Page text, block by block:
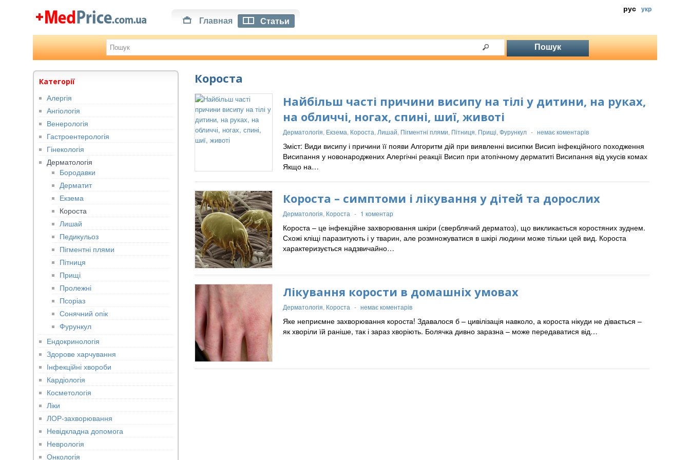
рус укр
Главная Статьи
Короста
Найбільш часті причини висипу на тілі у дитини, на руках,
на обличчі, ногах, спині, шиї, животі
Дерматологія, Екзема, Короста, Лишай, Пігментні плями, Пітниця, Прищі, Фурункул - немає коментарів
Зміст: Види висипу і причини її появи Алгоритм дій при виявленні висипки Висип інфекційного походження
Висипання у новонароджених Алергічні реакції Висип при атопічному дерматиті Висипання від укусів комах
Якщо на…
Короста – симптоми і лікування у дітей та дорослих
Дерматологія, Короста - 1 коментар
Короста – це інфекційне захворювання шкіри (сверблячий дерматоз), що викликається коростяних зуднем.
Схожі кліщі паразитують і у тварин, але розмножуватися в шкірі людини може тільки цей вид. Короста
характеризується надзвичайно…
Лікування корости в домашніх умовах
Дерматологія, Короста - немає коментарів
Яке неприємне захворювання короста! Здавалося б – цивілізація навколо, а короста нікуди не дівається –
як хворіли їй раніше, так і зараз хворіють. Болячка дивно заразна – може передаватися від…
Категорії
Алергія
Ангіологія
Венерологія
Гастроентерологія
Гінекологія
Дерматологія
Бородавки
Дерматит
Екзема
Короста
Лишай
Педикульоз
Пігментні плями
Пітниця
Прищі
Пролежні
Псоріаз
Сонячний опік
Фурункул
Ендокринологія
Здорове харчування
Інфекційні хвороби
Кардіологія
Косметологія
Ліки
ЛОР-захворювання
Невідкладна допомога
Неврологія
Онкологія